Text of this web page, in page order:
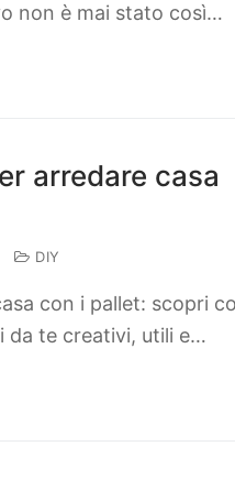
non è mai stato così…
arredare casa
DIY
con i pallet: scopri
da te creativi, utili e…